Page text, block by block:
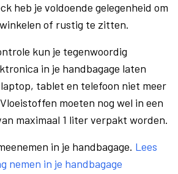
heb je voldoende gelegenheid om
of rustig te zitten.
kun je tegenwoordig
in je handbagage laten
tablet en telefoon niet meer
moeten nog wel in een
maximaal 1 liter verpakt worden.
in je handbagage. Lees
nemen in je handbagage